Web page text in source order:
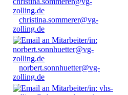
christina.sommerer@vg-
zolling.de
norbert.sonnhuetter@vg-
zolling.de